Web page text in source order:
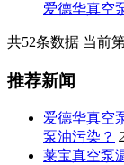
爱德华真空
共52条数据 当前
推荐新闻
爱德华真空
泵油污染？
莱宝真空泵